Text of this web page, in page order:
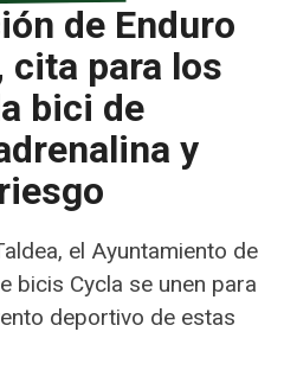
de Enduro
cita para los
bici de
y
el Ayuntamiento de
bicis Cycla se unen para
deportivo de estas